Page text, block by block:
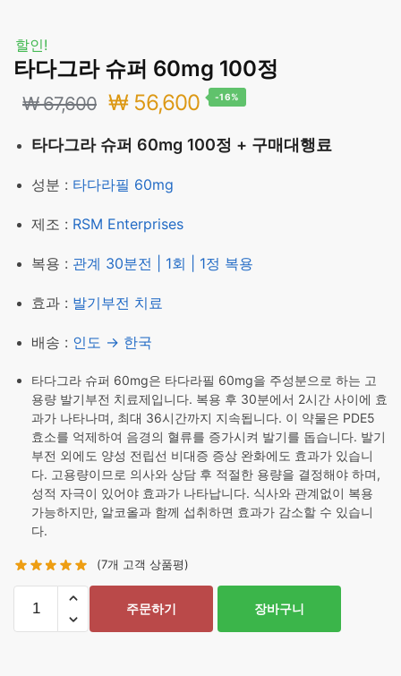
할인!
타다그라 슈퍼 60mg 100정
₩67,600 원
래
₩ 67,600.
₩56,600현
재
-16%
타다그라 슈퍼 60mg 100정 + 구매대행료
성분 : 타다라필 60mg
제조 : RSM Enterprises
복용 : 관계 30분전 | 1회 | 1정 복용
효과 : 발기부전 치료
배송 : 인도 → 한국
타다그라 슈퍼 60mg은 타다라필 60mg을 주성분으로 하는 고
용량 발기부전 치료제입니다. 복용 후 30분에서 2시간 사이에 효
과가 나타나며, 최대 36시간까지 지속됩니다. 이 약물은 PDE5
효소를 억제하여 음경의 혈류를 증가시켜 발기를 돕습니다. 발기
부전 외에도 양성 전립선 비대증 증상 완화에도 효과가 있습니
다. 고용량이므로 의사와 상담 후 적절한 용량을 결정해야 하며,
성적 자극이 있어야 효과가 나타납니다. 식사와 관계없이 복용
가능하지만, 알코올과 함께 섭취하면 효과가 감소할 수 있습니
다.
(7개 고객 상품평)
주문하기 장바구니